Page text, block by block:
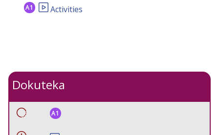
A1 Activities
Dokuteka
A1